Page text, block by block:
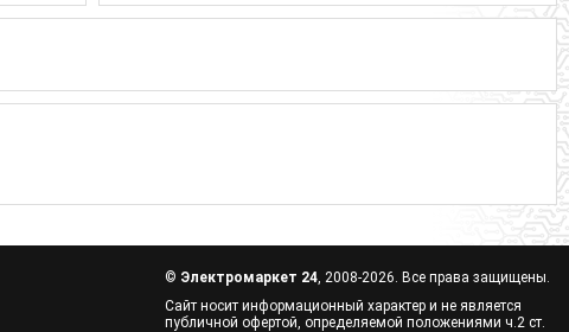
© Электромаркет 24, 2008-2026. Все права защищены.
Сайт носит информационный характер и не является
публичной офертой, определяемой положениями ч.2 ст.